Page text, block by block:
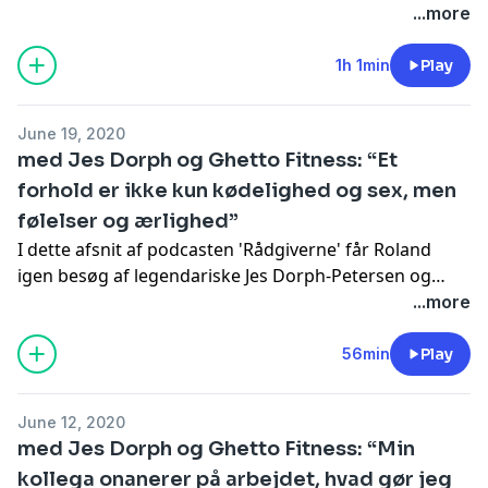
...more
1h 1min Play
June 19, 2020
med Jes Dorph og Ghetto Fitness: “Et
forhold er ikke kun kødelighed og sex, men
følelser og ærlighed”
I dette afsnit af podcasten 'Rådgiverne' får Roland
igen besøg af legendariske Jes Dorph-Petersen og
Kian og MJ fra Ghetto Fitness. I sidste episode rådgav
om hygiejne, men i dette afsnit kører vi den helt op på
den store klinge, når Rolands rådgivere skal hjælpe
lytterne med kærligheden. Om det er sex, utroskab
stakler, der har skrevet ind for at få hjælp af Rolands
kompetente panel.
...more
56min Play
June 12, 2020
med Jes Dorph og Ghetto Fitness: “Min
kollega onanerer på arbejdet, hvad gør jeg